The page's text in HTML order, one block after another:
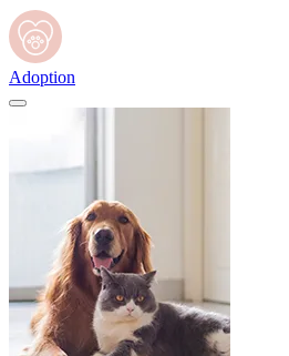
Adoption